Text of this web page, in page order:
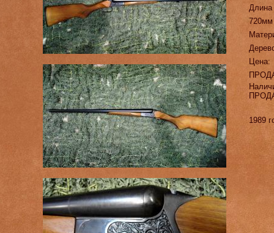
720мм
Цена:
1989